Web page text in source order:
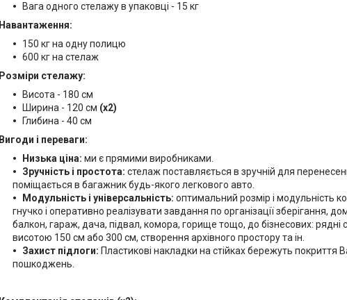
Вага одного стелажу в упаковці - 15 кг
Навантаження:
150 кг на одну полицю
600 кг на стелаж
Розміри стелажу:
Висота - 180 см
Ширина - 120 см (х2)
Глибина - 40 см
Вигоди і переваги:
Низька ціна: ми є прямими виробниками.
Зручність і простота: стелаж поставляється в зручній для
поміщається в багажник будь-якого легкового авто.
Модульність і універсальність: оптимальний розмір і модульність
гнучко і оперативно реалізувати завдання по організації зберігання,
балкон, гараж, дача, підвал, комора, горище тощо, до бізнесових: рядні
висотою 150 см або 300 см, створення архівного простору та ін.
Захист підлоги: Пластикові накладки на стійках бережуть покриття
пошкоджень.